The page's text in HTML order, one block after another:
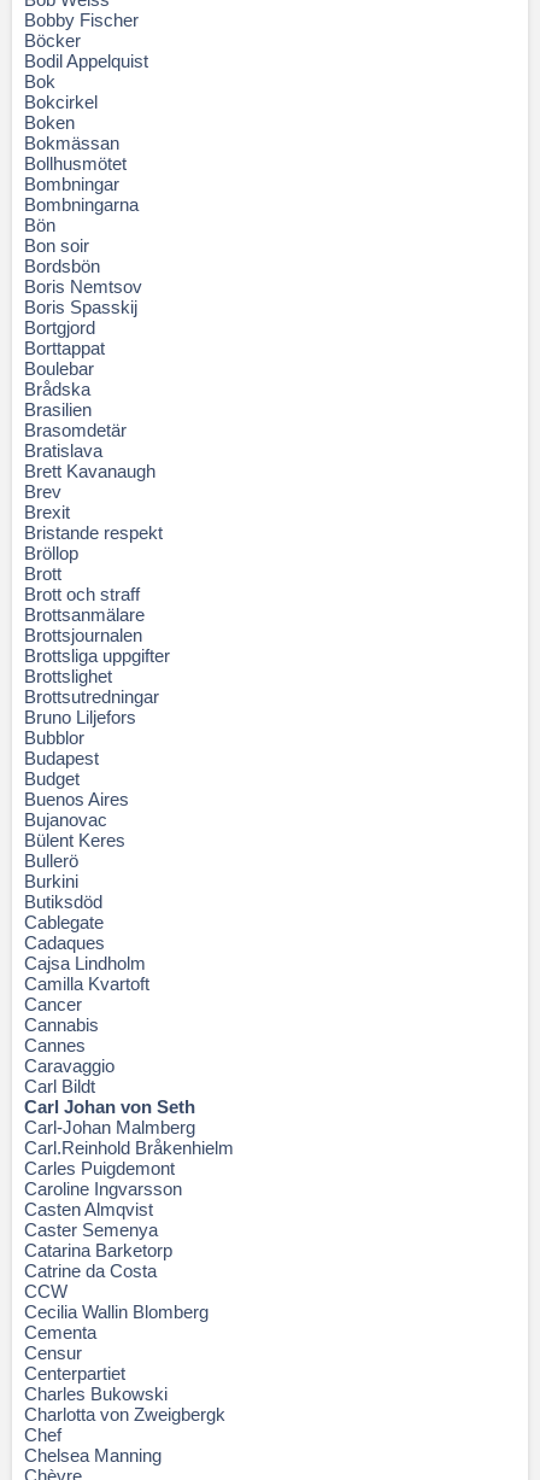
Bobby Fischer
Böcker
Bodil Appelquist
Bok
Bokcirkel
Boken
Bokmässan
Bollhusmötet
Bombningar
Bombningarna
Bön
Bon soir
Bordsbön
Boris Nemtsov
Boris Spasskij
Bortgjord
Borttappat
Boulebar
Brådska
Brasilien
Brasomdetär
Bratislava
Brett Kavanaugh
Brev
Brexit
Bristande respekt
Bröllop
Brott
Brott och straff
Brottsanmälare
Brottsjournalen
Brottsliga uppgifter
Brottslighet
Brottsutredningar
Bruno Liljefors
Bubblor
Budapest
Budget
Buenos Aires
Bujanovac
Bülent Keres
Bullerö
Burkini
Butiksdöd
Cablegate
Cadaques
Cajsa Lindholm
Camilla Kvartoft
Cancer
Cannabis
Cannes
Caravaggio
Carl Bildt
Carl Johan von Seth
Carl-Johan Malmberg
Carl.Reinhold Bråkenhielm
Carles Puigdemont
Caroline Ingvarsson
Casten Almqvist
Caster Semenya
Catarina Barketorp
Catrine da Costa
CCW
Cecilia Wallin Blomberg
Cementa
Censur
Centerpartiet
Charles Bukowski
Charlotta von Zweigbergk
Chef
Chelsea Manning
Chèvre